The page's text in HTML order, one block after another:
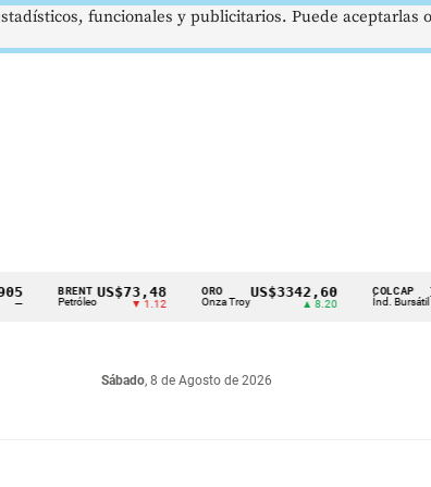
BRENT
Petróleo
US$73,48
▼ 1.12
ORO
Onza Troy
US$3342,60 COLCAP
Índ. Bursátil
Sábado, 8 de Agosto de 2026
funcionales y publicitarios. Puede aceptarlas